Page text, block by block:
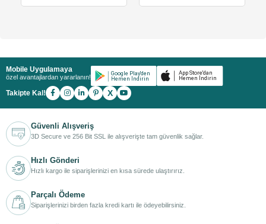
Mobile Uygulamaya
özel avantajlardan yararlanın!
Takipte Kal! X
Güvenli Alışveriş
3D Secure ve 256 Bit SSL ile alışverişte tam güvenlik sağlar.
Hızlı Gönderi
Hızlı kargo ile siparişlerinizi en kısa sürede ulaştırırız.
Parçalı Ödeme
Siparişlerinizi birden fazla kredi kartı ile ödeyebilirsiniz.